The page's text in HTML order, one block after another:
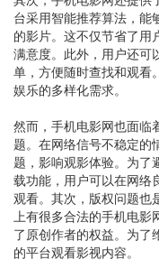
台采用智能推荐算法，能
的影片。这不仅节省了用
满意度。此外，用户还可
单，方便随时查找和观看
娱乐的多样化需求。
然而，手机电影网也面临
题。在网络信号不稳定的
题，影响观影体验。为了
载功能，用户可以在网络
观看。其次，版权问题也
上有很多合法的手机电影
了原创作者的权益。为了
的平台观看影视内容。